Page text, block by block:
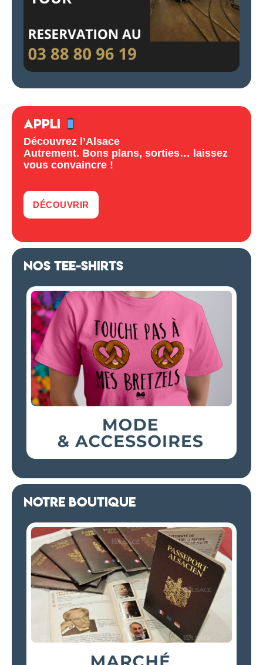
APPLI
Découvrez l’Alsace
Autrement. Bons plans, sorties… laissez
vous convaincre !
DÉCOUVRIR
NOS TEE-SHIRTS
NOTRE BOUTIQUE